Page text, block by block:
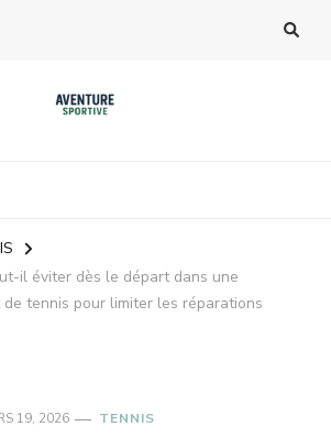
il éviter dès le départ dans une
tennis pour limiter les réparations
19, 2026 TENNIS